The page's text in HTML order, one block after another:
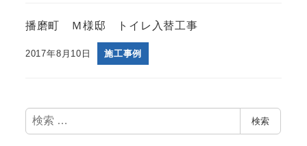
播磨町 Ｍ様邸 トイレ入替工事
2017年8月10日 施工事例
検
索
検索